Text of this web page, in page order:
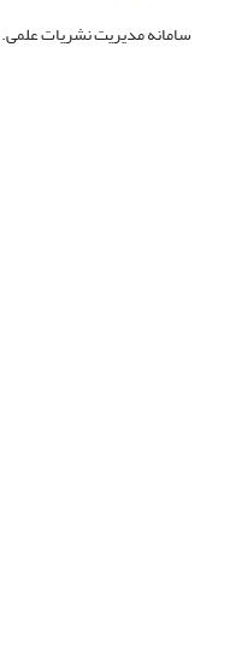
سامانه مدیریت نشریات علمی.